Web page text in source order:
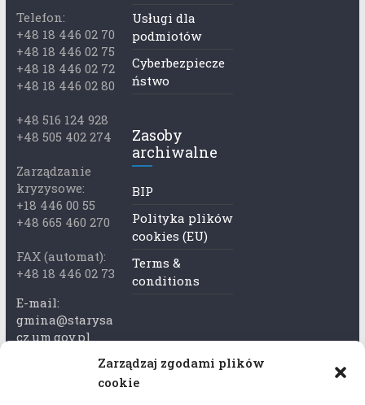
Zarządzaj zgodami plików
cookie
Telefon:
+48 18 446 02 70
+48 18 446 02 75
+48 18 446 02 72
+48 18 446 02 80
+48 516 124 928
+48 505 402 274
Zarządzanie
kryzysowe:
+18 446 00 55
+48 665 460 270
FAX (automat):
+48 18 446 02 73
E-mail:
gmina@starysa
cz.um.gov.pl
Adres skrzynki
Usługi dla
podmiotów
Cyberbezpiecze
ństwo
Zasoby
archiwalne
BIP
Polityka plików
cookies (EU)
Terms &
conditions